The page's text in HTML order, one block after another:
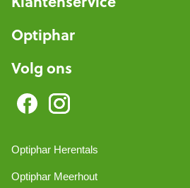
Optiphar
Volg ons
Optiphar Herentals
Optiphar Meerhout